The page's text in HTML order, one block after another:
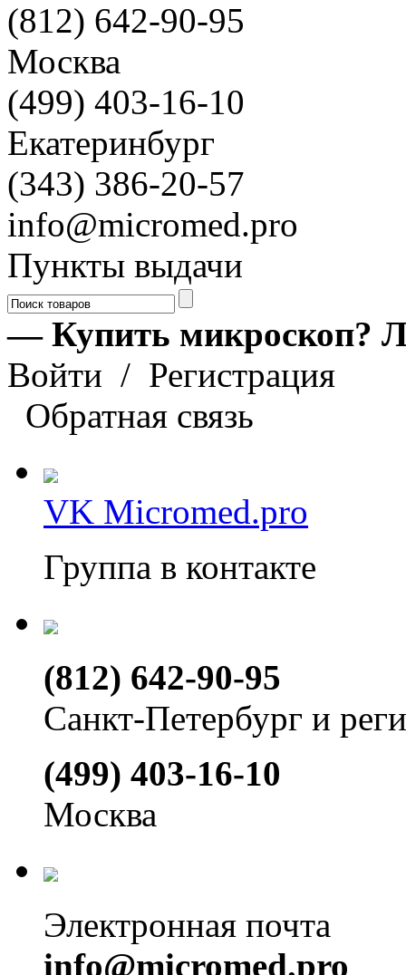
(812) 642-90-95
Москва
(499) 403-16-10
Екатеринбург
(343) 386-20-57
info@micromed.pro
Пункты выдачи
— Купить микроскоп?
Войти / Регистрация
Обратная связь
VK Micromed.pro
Группа в контакте
(812) 642-90-95
Санкт-Петербург и
(499) 403-16-10
Москва
Электронная почта
info@micromed.pro